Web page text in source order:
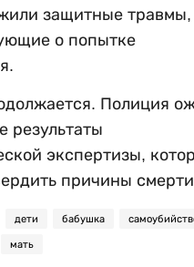
защитные травмы,
о попытке
Полиция
результаты
экспертизы,
причины
дети бабушка
мать